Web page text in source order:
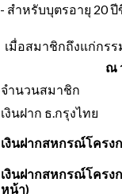
- สำหรับบุตรอายุ 20
เมื่อสมาชิกถึงแก่กรร
ณ
จำนวนสมาชิก
เงินฝาก ธ.กรุงไทย
เงินฝากสหกรณ์โครง
เงินฝากสหกรณ์โครง
หน้า)